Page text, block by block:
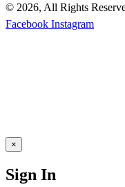
© 2026, All Rights
Facebook Instagram
×
Sign In